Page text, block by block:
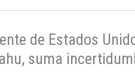
de Estados
suma